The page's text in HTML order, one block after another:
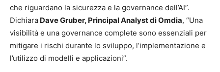
che riguardano la sicurezza e la governance dell’AI”.
Dichiara Dave Gruber, Principal Analyst di Omdia, “Una
visibilità e una governance complete sono essenziali per
mitigare i rischi durante lo sviluppo, l’implementazione e
l’utilizzo di modelli e applicazioni”.